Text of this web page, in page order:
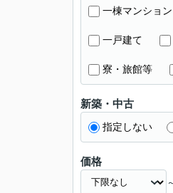
一棟マンション
一戸建て
寮・旅館等
新築・中古
指定しない
価格